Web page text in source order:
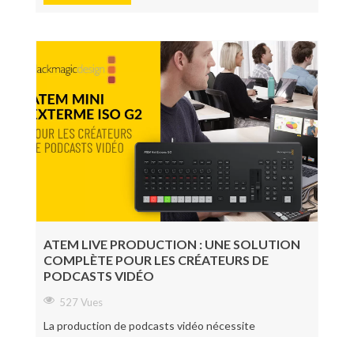
ATEM LIVE PRODUCTION : UNE SOLUTION
COMPLÈTE POUR LES CRÉATEURS DE
PODCASTS VIDÉO
527 Vues
La production de podcasts vidéo nécessite